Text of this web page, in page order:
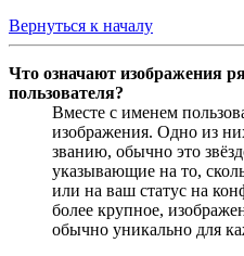
Вернуться к началу
Что означают изображения
пользователя?
Вместе с именем
изображения. Одно из
званию, обычно это
указывающие на то,
или на ваш статус на
более крупное,
обычно уникально для